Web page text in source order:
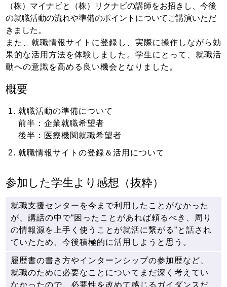
（株）マイナビと（株）リクナビの講師をお招きし、今後
の就職活動の流れや準備のポイントについてご講演いただ
きました。
また、就職情報サイトに登録し、実際に操作しながら効
果的な活用方法を体験しました。学生にとって、就職活
動への意識を高める良い機会となりました。
概要
就職活動の準備について
前半：企業就職希望者
後半：医療機関就職希望者
就職情報サイトの登録＆活用について
参加した学生より感想（抜粋）
就職支援センターを今まで利用したことがなかった
が、講話の中で“困ったことがあれば頼るべき、周り
の情報源を上手く使うことが就活に繋がる”と話され
ていたため、今後積極的に活用しようと思う。
履歴書の書き方やインターンシップの参加歴など、
就職のために必要なことについてまだ深く考えてい
なかったので、必要性を改めて感じるガイダンスだ